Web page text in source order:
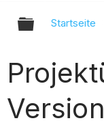
Startseite